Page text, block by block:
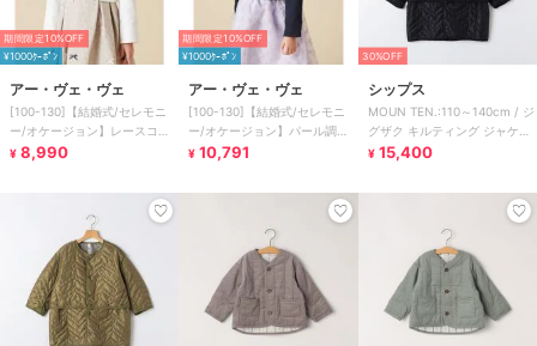
期間限定10%OFF
¥1000ｸｰﾎﾟﾝ
アー・ヴェ・ヴェ
[100-130]【結婚式/セレモニ
ー/オケージョン】レースコー
ド付ピケボレロ
¥ 8,990
期間限定10%OFF
¥1000ｸｰﾎﾟﾝ
アー・ヴェ・ヴェ
[100-130]【結婚式/セレモニ
ー/オケージョン】パール調衿
付きボレロ
¥ 10,791
30%OFF
シップス
MOUN TEN.:110～140cm / ジ
グザク キルティング ジャケッ
ト
¥ 15,400